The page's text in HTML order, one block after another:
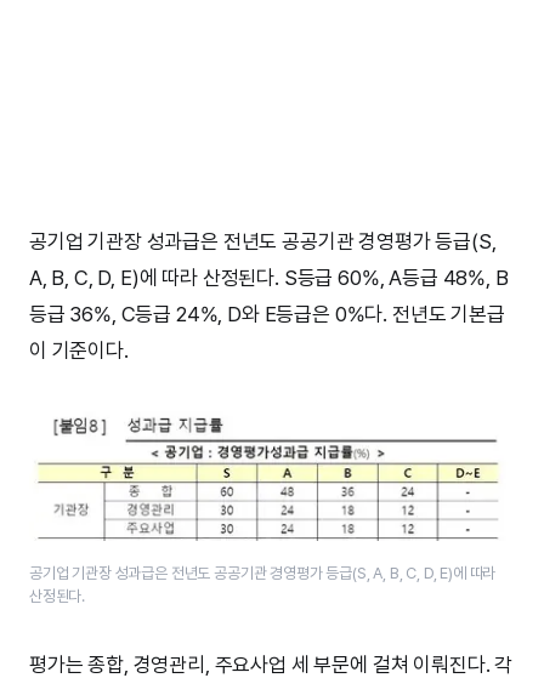
공기업 기관장 성과급은 전년도 공공기관 경영평가 등급(S,
A, B, C, D, E)에 따라 산정된다. S등급 60%, A등급 48%, B
등급 36%, C등급 24%, D와 E등급은 0%다. 전년도 기본급
이 기준이다.
공기업 기관장 성과급은 전년도 공공기관 경영평가 등급(S, A, B, C, D, E)에 따라
산정된다.
평가는 종합, 경영관리, 주요사업 세 부문에 걸쳐 이뤄진다. 각